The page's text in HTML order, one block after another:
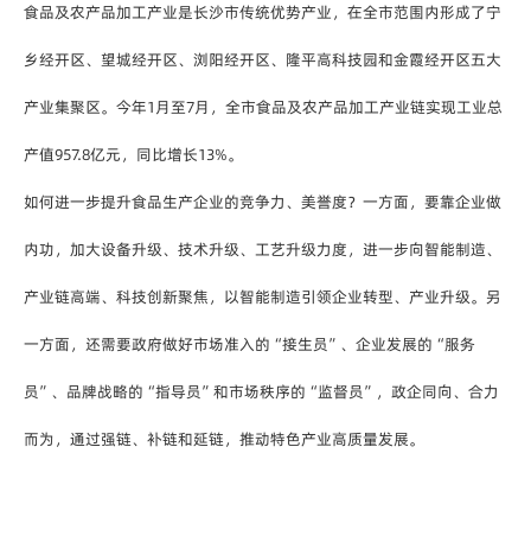
食品及农产品加工产业是长沙市传统优势产业，在全市范围内形成了宁
乡经开区、望城经开区、浏阳经开区、隆平高科技园和金霞经开区五大
产业集聚区。今年1月至7月，全市食品及农产品加工产业链实现工业总
产值957.8亿元，同比增长13%。
如何进一步提升食品生产企业的竞争力、美誉度？一方面，要靠企业做
内功，加大设备升级、技术升级、工艺升级力度，进一步向智能制造、
产业链高端、科技创新聚焦，以智能制造引领企业转型、产业升级。另
一方面，还需要政府做好市场准入的“接生员”、企业发展的“服务
员”、品牌战略的“指导员”和市场秩序的“监督员”，政企同向、合力
而为，通过强链、补链和延链，推动特色产业高质量发展。